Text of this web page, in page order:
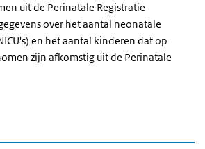
uit de Perinatale Registratie
link)
over het aantal neonatale
en het aantal kinderen dat op
zijn afkomstig uit de Perinatale